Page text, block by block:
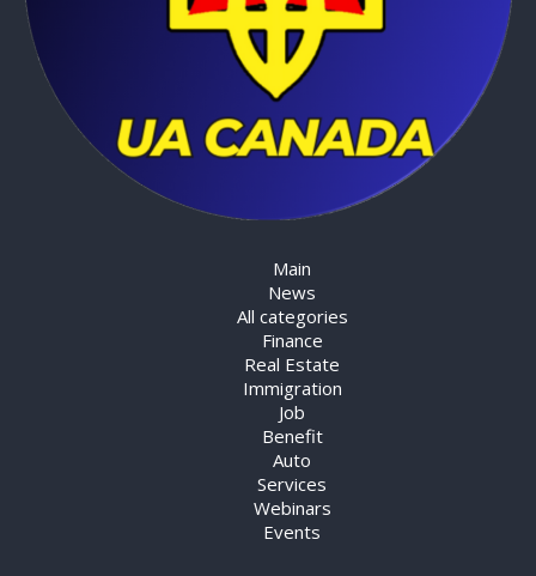
Main
News
All categories
Finance
Real Estate
Immigration
Job
Benefit
Auto
Services
Webinars
Events